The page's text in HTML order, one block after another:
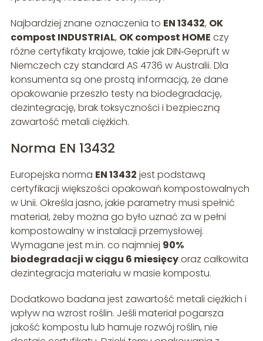
Najbardziej znane oznaczenia to EN 13432, OK
compost INDUSTRIAL, OK compost HOME czy
różne certyfikaty krajowe, takie jak DIN‑Geprüft w
Niemczech czy standard AS 4736 w Australii. Dla
konsumenta są one prostą informacją, że dane
opakowanie przeszło testy na biodegradację,
dezintegrację, brak toksyczności i bezpieczną
zawartość metali ciężkich.
Norma EN 13432
Europejska norma EN 13432 jest podstawą
certyfikacji większości opakowań kompostowalnych
w Unii. Określa jasno, jakie parametry musi spełnić
materiał, żeby można go było uznać za w pełni
kompostowalny w instalacji przemysłowej.
Wymagane jest m.in. co najmniej 90%
biodegradacji w ciągu 6 miesięcyoraz całkowita
dezintegracja materiału w masie kompostu.
Dodatkowo badana jest zawartość metali ciężkich i
wpływ na wzrost roślin. Jeśli materiał pogarsza
jakość kompostu lub hamuje rozwój roślin, nie